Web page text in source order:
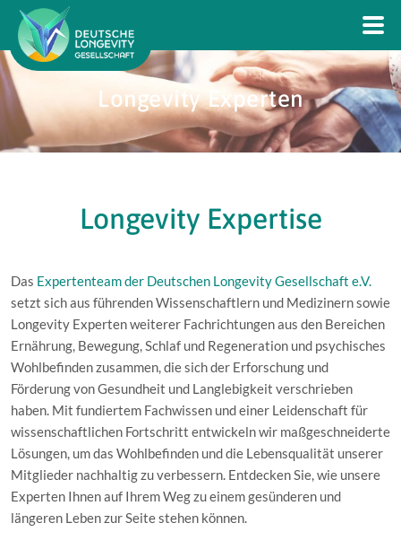
Longevity Experten
Longevity Expertise
Das Expertenteam der Deutschen Longevity Gesellschaft e.V.
setzt sich aus führenden Wissenschaftlern und Medizinern sowie
Longevity Experten weiterer Fachrichtungen aus den Bereichen
Ernährung, Bewegung, Schlaf und Regeneration und psychisches
Wohlbefinden zusammen, die sich der Erforschung und
Förderung von Gesundheit und Langlebigkeit verschrieben
haben. Mit fundiertem Fachwissen und einer Leidenschaft für
wissenschaftlichen Fortschritt entwickeln wir maßgeschneiderte
Lösungen, um das Wohlbefinden und die Lebensqualität unserer
Mitglieder nachhaltig zu verbessern. Entdecken Sie, wie unsere
Experten Ihnen auf Ihrem Weg zu einem gesünderen und
längeren Leben zur Seite stehen können.